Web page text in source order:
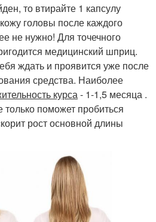
то втирайте 1 капсулу
головы после каждого
не нужно! Для точечного
медицинский шприц.
ждать и проявится уже после
средства. Наиболее
курса - 1-1,5 месяца .
только поможет пробиться
рост основной длины